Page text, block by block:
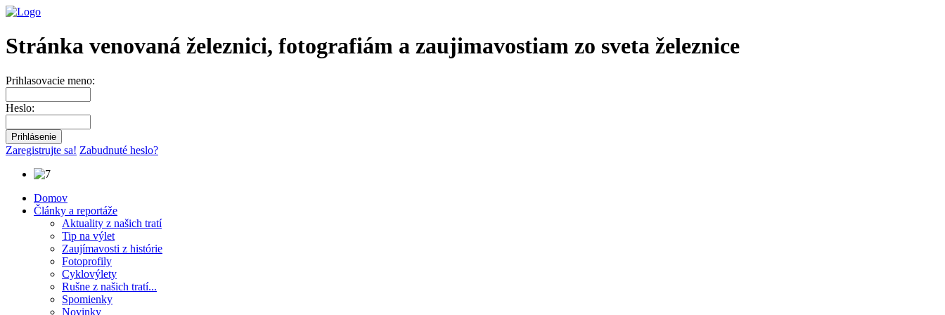
Stránka venovaná železnici, fotografiám a zaujimavostiam zo sveta železnice
Prihlasovacie meno:
Heslo:
Zaregistrujte sa! Zabudnuté heslo?
Domov
Články a reportáže
Aktuality z našich tratí
Tip na výlet
Zaujímavosti z histórie
Fotoprofily
Cyklovýlety
Rušne z našich tratí...
Spomienky
Novinky